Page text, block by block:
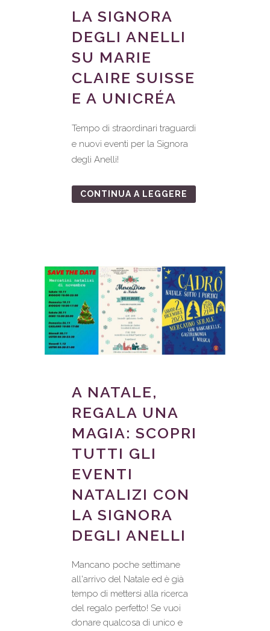
LA SIGNORA
DEGLI ANELLI
SU MARIE
CLAIRE SUISSE
E A UNICRÉA
Tempo di straordinari traguardi
e nuovi eventi per la Signora
degli Anelli!
CONTINUA A LEGGERE
A NATALE,
REGALA UNA
MAGIA: SCOPRI
TUTTI GLI
EVENTI
NATALIZI CON
LA SIGNORA
DEGLI ANELLI
Mancano poche settimane
all'arrivo del Natale ed è già
tempo di mettersi alla ricerca
del regalo perfetto! Se vuoi
donare qualcosa di unico e